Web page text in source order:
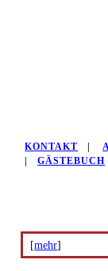
KONTAKT |
|GÄSTEBUCH
[mehr]